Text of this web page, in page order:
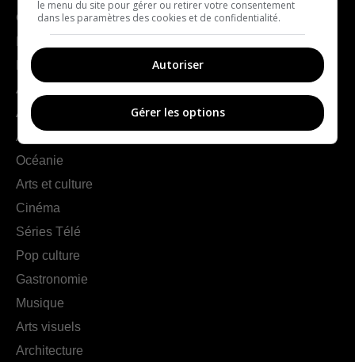
Géographie
Europe
Amériques
Asie
Afrique
Océanie
Arts et culture
Cinéma
Séries Télé
Pop culture
Gastronomie
Musique
Arts visuels
Architecture
le menu du site pour gérer ou retirer votre consentement
dans les paramètres des cookies et de confidentialité.
Autoriser
Gérer les options